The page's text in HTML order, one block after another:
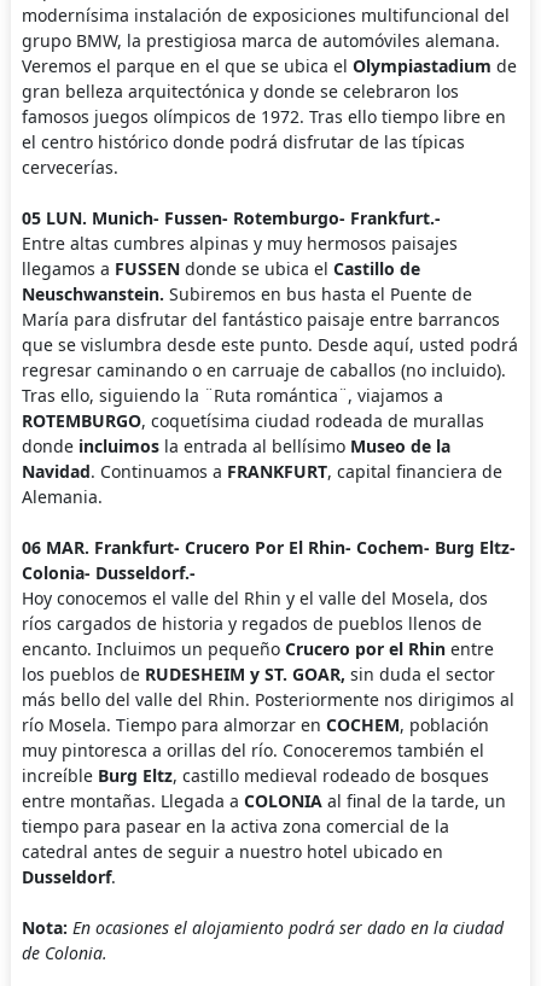
modernísima instalación de exposiciones multifuncional del
grupo BMW, la prestigiosa marca de automóviles alemana.
Veremos el parque en el que se ubica el Olympiastadium de
gran belleza arquitectónica y donde se celebraron los
famosos juegos olímpicos de 1972. Tras ello tiempo libre en
el centro histórico donde podrá disfrutar de las típicas
cervecerías.
05 LUN. Munich- Fussen- Rotemburgo- Frankfurt.-
Entre altas cumbres alpinas y muy hermosos paisajes
llegamos a FUSSENdonde se ubica el Castillo de
Neuschwanstein. Subiremos en bus hasta el Puente de
María para disfrutar del fantástico paisaje entre barrancos
que se vislumbra desde este punto. Desde aquí, usted podrá
regresar caminando o en carruaje de caballos (no incluido).
Tras ello, siguiendo la ¨Ruta romántica¨, viajamos a
ROTEMBURGO, coquetísima ciudad rodeada de murallas
donde incluimos la entrada al bellísimoMuseo de la
Navidad. Continuamos a FRANKFURT, capital financiera de
Alemania.
06 MAR. Frankfurt- Crucero Por El Rhin- Cochem- Burg Eltz-
Colonia- Dusseldorf.-
Hoy conocemos el valle del Rhin y el valle del Mosela, dos
ríos cargados de historia y regados de pueblos llenos de
encanto. Incluimos un pequeño Crucero por el Rhinentre
los pueblos de RUDESHEIM y ST. GOAR, sin duda el sector
más bello del valle del Rhin. Posteriormente nos dirigimos al
río Mosela. Tiempo para almorzar en COCHEM, población
muy pintoresca a orillas del río. Conoceremos también el
increíble Burg Eltz, castillo medieval rodeado de bosques
entre montañas. Llegada a COLONIAal final de la tarde, un
tiempo para pasear en la activa zona comercial de la
catedral antes de seguir a nuestro hotel ubicado en
Dusseldorf.
Nota: En ocasiones el alojamiento podrá ser dado en la ciudad
de Colonia.